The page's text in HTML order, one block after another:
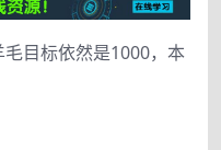
目标依然是1000，本